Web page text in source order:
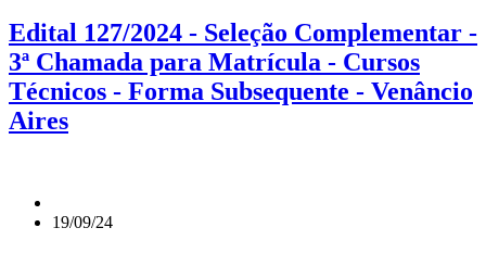
Edital 127/2024 - Seleção Complementar -
3ª Chamada para Matrícula - Cursos
Técnicos - Forma Subsequente - Venâncio
Aires
19/09/24